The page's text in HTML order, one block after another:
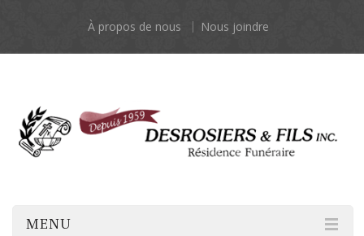
À propos de nous Nous joindre
MENU